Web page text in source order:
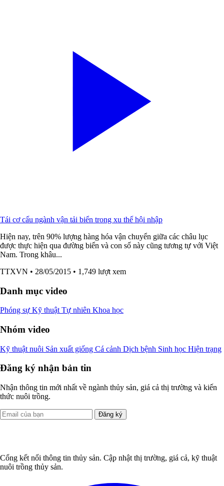
Tái cơ cấu ngành vận tải biển trong xu thế hội nhập
Hiện nay, trên 90% lượng hàng hóa vận chuyển giữa các châu lục
được thực hiện qua đường biển và con số này cũng tương tự với Việt
Nam. Trong khâu...
TTXVN • 28/05/2015 • 1,749 lượt xem
Danh mục video
Phóng sự Kỹ thuật Tự nhiên Khoa học
Nhóm video
Kỹ thuật nuôi Sản xuất giống Cá cảnh Dịch bệnh Sinh học Hiện trạng
Đăng ký nhận bản tin
Nhận thông tin mới nhất về ngành thủy sản, giá cả thị trường và kiến
thức nuôi trồng.
Đăng ký
Cổng kết nối thông tin thủy sản. Cập nhật thị trường, giá cả, kỹ thuật
nuôi trồng thủy sản.